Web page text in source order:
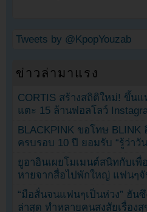
Tweets by @KpopYouzab
ข่าวล่ามาแรง
CORTIS สร้างสถิติใหม่! ขึ้นแ
แตะ 15 ล้านฟอลโลว์
BLACKPINK ขอโทษ BLINK
ครบรอบ 10 ปี ยอมรับ “รู้ว่าวั
ยูอาอินเผยโมเมนต์สนิทกับเ
หายจากสื่อไปพักใหญ่ แฟนๆ
“มือสั่นจนแฟนๆเป็นห่วง” ฮัน
ล่าสุด ทำหลายคนสงสัยเรื่อง